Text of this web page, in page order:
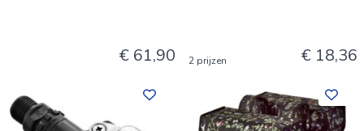
€ 61,90 2 prijzen € 18,36